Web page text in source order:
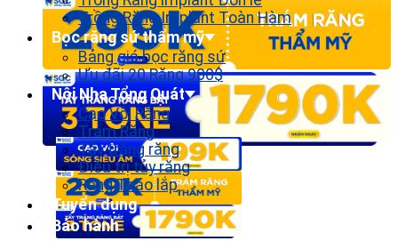
Trồng Răng Implant Toàn Hàm
Bọc răng sứ thẩm mỹ
Bảng giá bọc răng sứ
Ưu đãi 20 Răng 900$
Nội Nha Tổng Quát
Cạo Vôi Răng
Trám Răng
Tẩy trắng răng
Điều trị tủy răng
Răng Tháo lắp
Tuyển dụng
Bảo hành